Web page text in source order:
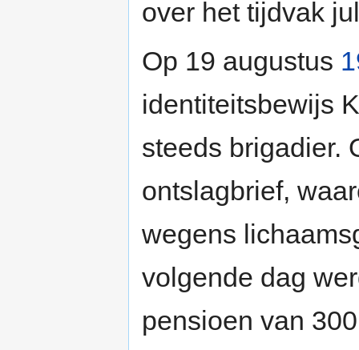
over het tijdvak
Op 19 augustus
identiteitsbewijs
steeds brigadier.
ontslagbrief,
wegens
volgende dag
pensioen van